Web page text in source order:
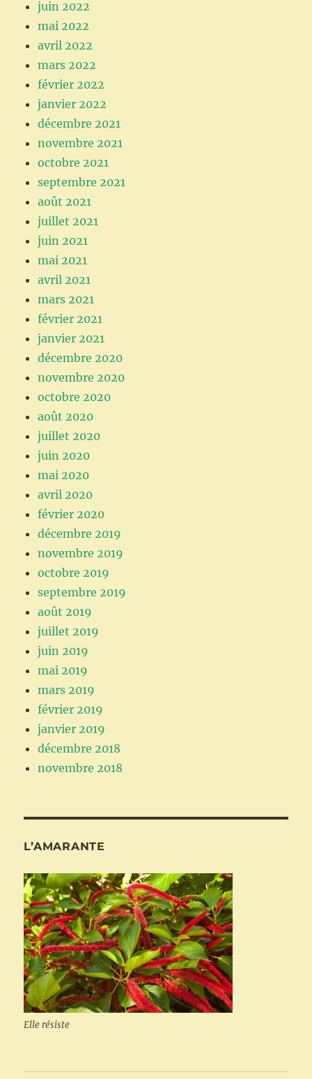
juin 2022
mai 2022
avril 2022
mars 2022
février 2022
janvier 2022
décembre 2021
novembre 2021
octobre 2021
septembre 2021
août 2021
juillet 2021
juin 2021
mai 2021
avril 2021
mars 2021
février 2021
janvier 2021
décembre 2020
novembre 2020
octobre 2020
août 2020
juillet 2020
juin 2020
mai 2020
avril 2020
février 2020
décembre 2019
novembre 2019
octobre 2019
septembre 2019
août 2019
juillet 2019
juin 2019
mai 2019
mars 2019
février 2019
janvier 2019
décembre 2018
novembre 2018
L’AMARANTE
Elle résiste